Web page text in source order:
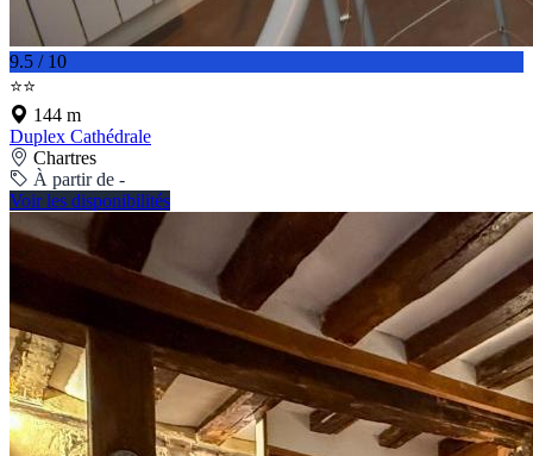
9.5 / 10
⭐⭐
144 m
Duplex Cathédrale
Chartres
À partir de -
Voir les disponibilités